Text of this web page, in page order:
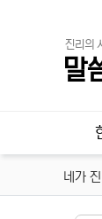
진리의
말
네가